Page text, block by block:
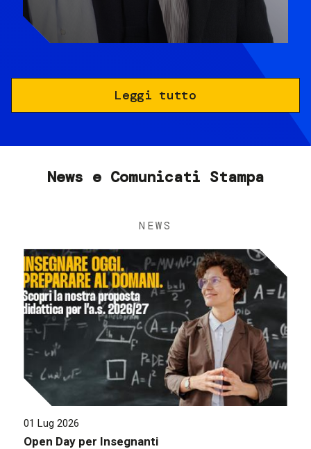
Leggi tutto
News e Comunicati Stampa
NEWS
01 Lug 2026
Open Day per Insegnanti